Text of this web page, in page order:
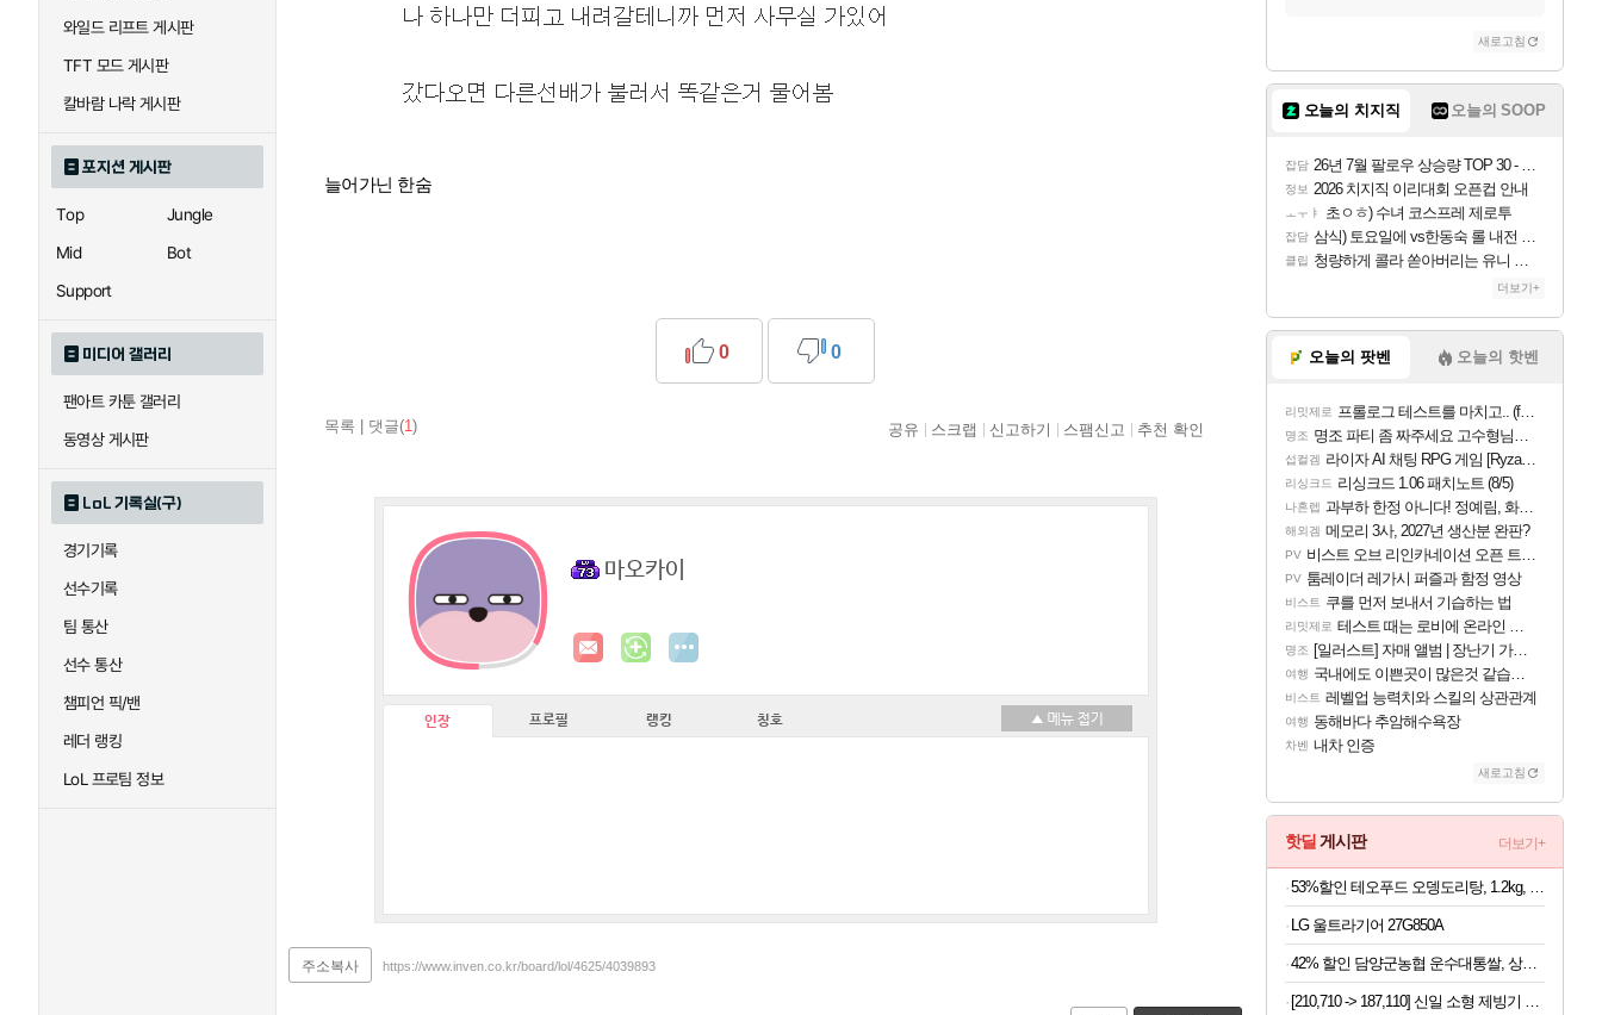
와일드 리프트 게시판
TFT 모드 게시판
칼바람 나락 게시판
포지션 게시판
Top
Jungle
Mid
Bot
Support
미디어 갤러리
팬아트 카툰 갤러리
동영상 게시판
LoL 기록실(구)
경기기록
선수기록
팀 통산
선수 통산
챔피언 픽/밴
레더 랭킹
LoL 프로팀 정보
늘어가닌 한숨
목록 댓글(1)
0 0
공유 스크랩 신고하기 스팸신고 추천 확인
마오카이
인장 프로필 랭킹 칭호
주소복사 https://www.inven.co.kr/board/lol/4625/4039893
새로고침
오늘의 치지직 오늘의 SOOP
잡담 26년 7월 팔로우 상승량 TOP 30 - 월간 치지직
정보 2026 치지직 이리대회 오픈컵 안내
ㅗㅜㅑ 초ㅇㅎ) 수녀 코스프레 제로투
잡담 삼식) 토요일에 vs한동숙 롤 내전 예정
클립 청량하게 콜라 쏟아버리는 유니 ㅋㅋㅋ
더보기+
오늘의 팟벤 오늘의 핫벤
리밋제로 프롤로그 테스트를 마치고.. (feat. 리아)
명조 명조 파티 좀 짜주세요 고수형님들…
섭컬겜 라이자 AI 채팅 RPG 게임 [RyzaChat: AI] 공개
리싱크드 리싱크드 1.06 패치노트 (8/5)
나혼렙 과부하 한정 아니다! 정예림, 화속성 서포터 세대 교체
해외겜 메모리 3사, 2027년 생산분 완판?
PV 비스트 오브 리인카네이션 오픈 트레일러
PV 툼레이더 레가시 퍼즐과 함정 영상
비스트 쿠를 먼저 보내서 기습하는 법
리밋제로 테스트 때는 로비에 온라인 기능이 있는데
명조 [일러스트] 자매 앨범 | 장난기 가득한 오후의 공원 (리메이크판)
여행 국내에도 이쁜곳이 많은것 같습니다
비스트 레벨업 능력치와 스킬의 상관관계
여행 동해바다 추암해수욕장
차벤 내차 인증
새로고침
핫딜 게시판 더보기+
LG 울트라기어 27G850A
42% 할인 담양군농협 운수대통쌀, 상등급, 10kg, 1개